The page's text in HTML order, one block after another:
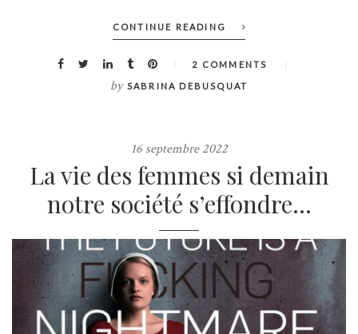
CONTINUE READING
2 COMMENTS
by SABRINA DEBUSQUAT
16 septembre 2022
La vie des femmes si demain
notre société s’effondre…